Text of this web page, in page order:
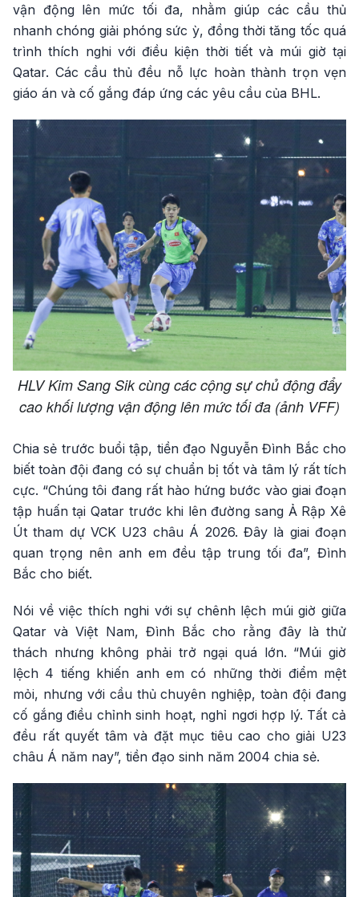
vận động lên mức tối đa, nhằm giúp các cầu thủ
nhanh chóng giải phóng sức ỳ, đồng thời tăng tốc quá
trình thích nghi với điều kiện thời tiết và múi giờ tại
Qatar. Các cầu thủ đều nỗ lực hoàn thành trọn vẹn
giáo án và cố gắng đáp ứng các yêu cầu của BHL.
HLV Kim Sang Sik cùng các cộng sự chủ động đẩy
cao khối lượng vận động lên mức tối đa (ảnh VFF)
Chia sẻ trước buổi tập, tiền đạo Nguyễn Đình Bắc cho
biết toàn đội đang có sự chuẩn bị tốt và tâm lý rất tích
cực. “Chúng tôi đang rất hào hứng bước vào giai đoạn
tập huấn tại Qatar trước khi lên đường sang Ả Rập Xê
Út tham dự VCK U23 châu Á 2026. Đây là giai đoạn
quan trọng nên anh em đều tập trung tối đa”, Đình
Bắc cho biết.
Nói về việc thích nghi với sự chênh lệch múi giờ giữa
Qatar và Việt Nam, Đình Bắc cho rằng đây là thử
thách nhưng không phải trở ngại quá lớn. “Múi giờ
lệch 4 tiếng khiến anh em có những thời điểm mệt
mỏi, nhưng với cầu thủ chuyên nghiệp, toàn đội đang
cố gắng điều chỉnh sinh hoạt, nghỉ ngơi hợp lý. Tất cả
đều rất quyết tâm và đặt mục tiêu cao cho giải U23
châu Á năm nay”, tiền đạo sinh năm 2004 chia sẻ.